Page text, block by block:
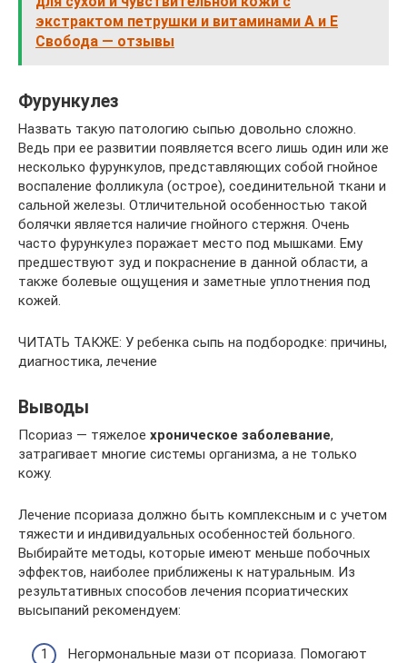
экстрактом петрушки и витаминами А и Е
Свобода — отзывы
Фурункулез
Назвать такую патологию сыпью довольно сложно.
Ведь при ее развитии появляется всего лишь один или же
несколько фурункулов, представляющих собой гнойное
воспаление фолликула (острое), соединительной ткани и
сальной железы. Отличительной особенностью такой
болячки является наличие гнойного стержня. Очень
часто фурункулез поражает место под мышками. Ему
предшествуют зуд и покраснение в данной области, а
также болевые ощущения и заметные уплотнения под
кожей.
ЧИТАТЬ ТАКЖЕ: У ребенка сыпь на подбородке: причины,
диагностика, лечение
Выводы
Псориаз — тяжелое хроническое заболевание,
затрагивает многие системы организма, а не только
кожу.
Лечение псориаза должно быть комплексным и с учетом
тяжести и индивидуальных особенностей больного.
Выбирайте методы, которые имеют меньше побочных
эффектов, наиболее приближены к натуральным. Из
результативных способов лечения псориатических
высыпаний рекомендуем:
Негормональные мази от псориаза. Помогают